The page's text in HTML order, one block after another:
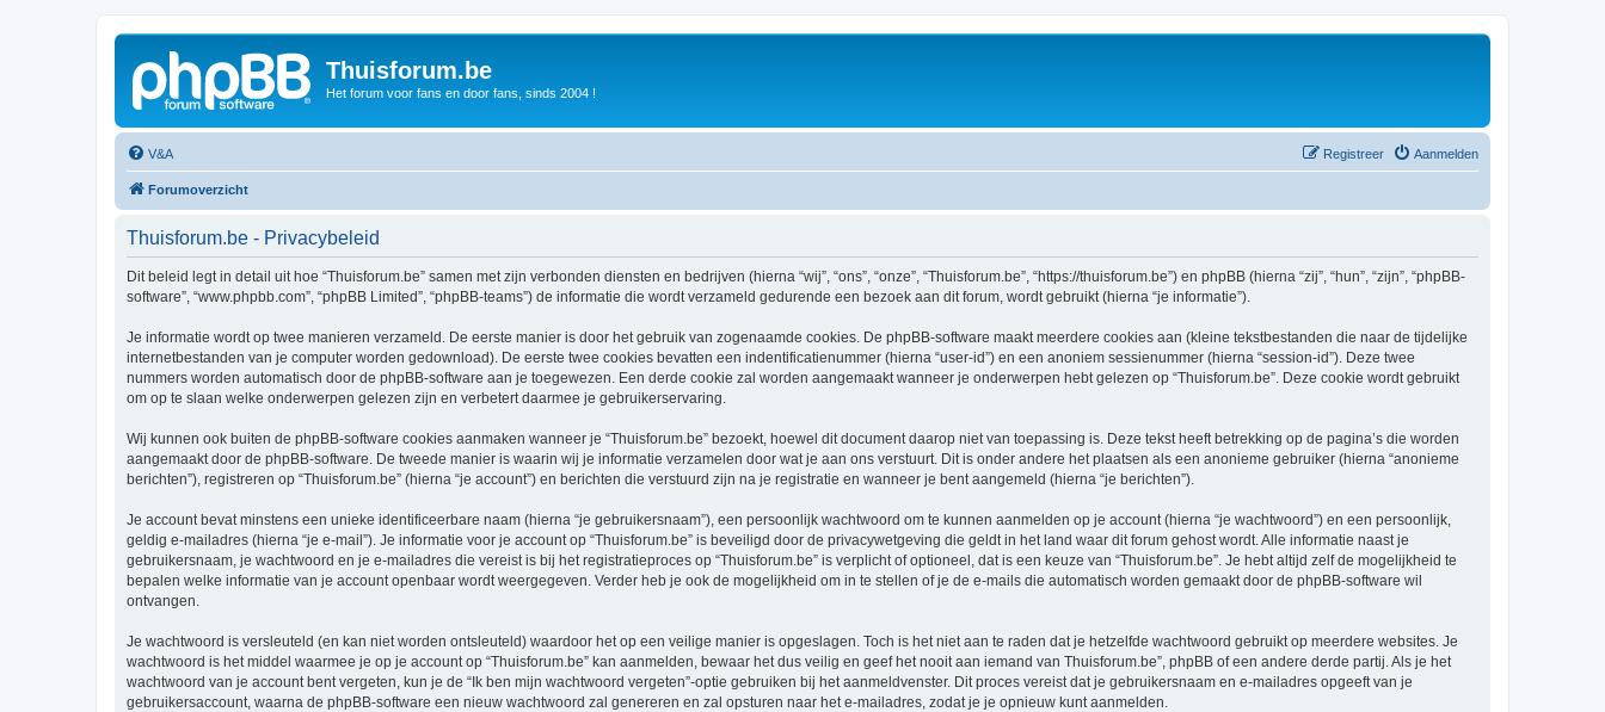
Thuisforum.be
Het forum voor fans en door fans, sinds 2004 !
V&A Aanmelden
Registreer
Forumoverzicht
Thuisforum.be - Privacybeleid
Dit beleid legt in detail uit hoe “Thuisforum.be” samen met zijn verbonden diensten en bedrijven (hierna “wij”, “ons”, “onze”, “Thuisforum.be”, “https://thuisforum.be”) en phpBB (hierna “zij”, “hun”, “zijn”, “phpBB-
software”, “www.phpbb.com”, “phpBB Limited”, “phpBB-teams”) de informatie die wordt verzameld gedurende een bezoek aan dit forum, wordt gebruikt (hierna “je informatie”).
Je informatie wordt op twee manieren verzameld. De eerste manier is door het gebruik van zogenaamde cookies. De phpBB-software maakt meerdere cookies aan (kleine tekstbestanden die naar de tijdelijke
internetbestanden van je computer worden gedownload). De eerste twee cookies bevatten een indentificatienummer (hierna “user-id”) en een anoniem sessienummer (hierna “session-id”). Deze twee
nummers worden automatisch door de phpBB-software aan je toegewezen. Een derde cookie zal worden aangemaakt wanneer je onderwerpen hebt gelezen op “Thuisforum.be”. Deze cookie wordt gebruikt
om op te slaan welke onderwerpen gelezen zijn en verbetert daarmee je gebruikerservaring.
Wij kunnen ook buiten de phpBB-software cookies aanmaken wanneer je “Thuisforum.be” bezoekt, hoewel dit document daarop niet van toepassing is. Deze tekst heeft betrekking op de pagina’s die worden
aangemaakt door de phpBB-software. De tweede manier is waarin wij je informatie verzamelen door wat je aan ons verstuurt. Dit is onder andere het plaatsen als een anonieme gebruiker (hierna “anonieme
berichten”), registreren op “Thuisforum.be” (hierna “je account”) en berichten die verstuurd zijn na je registratie en wanneer je bent aangemeld (hierna “je berichten”).
Je account bevat minstens een unieke identificeerbare naam (hierna “je gebruikersnaam”), een persoonlijk wachtwoord om te kunnen aanmelden op je account (hierna “je wachtwoord”) en een persoonlijk,
geldig e-mailadres (hierna “je e-mail”). Je informatie voor je account op “Thuisforum.be” is beveiligd door de privacywetgeving die geldt in het land waar dit forum gehost wordt. Alle informatie naast je
gebruikersnaam, je wachtwoord en je e-mailadres die vereist is bij het registratieproces op “Thuisforum.be” is verplicht of optioneel, dat is een keuze van “Thuisforum.be”. Je hebt altijd zelf de mogelijkheid te
bepalen welke informatie van je account openbaar wordt weergegeven. Verder heb je ook de mogelijkheid om in te stellen of je de e-mails die automatisch worden gemaakt door de phpBB-software wil
ontvangen.
Je wachtwoord is versleuteld (en kan niet worden ontsleuteld) waardoor het op een veilige manier is opgeslagen. Toch is het niet aan te raden dat je hetzelfde wachtwoord gebruikt op meerdere websites. Je
wachtwoord is het middel waarmee je op je account op “Thuisforum.be” kan aanmelden, bewaar het dus veilig en geef het nooit aan iemand van Thuisforum.be”, phpBB of een andere derde partij. Als je het
wachtwoord van je account bent vergeten, kun je de “Ik ben mijn wachtwoord vergeten”-optie gebruiken bij het aanmeldvenster. Dit proces vereist dat je gebruikersnaam en e-mailadres opgeeft van je
gebruikersaccount, waarna de phpBB-software een nieuw wachtwoord zal genereren en zal opsturen naar het e-mailadres, zodat je je opnieuw kunt aanmelden.